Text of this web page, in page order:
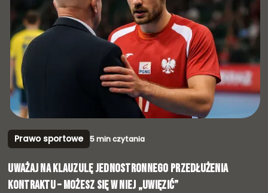
Prawo sportowe 5 min czytania
Uważaj na klauzulę jednostronnego przedłużenia
kontraktu – możesz się w niej „uwięzić”